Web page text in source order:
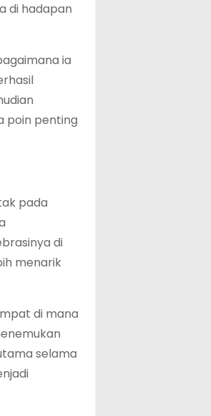
di hadapan
ia
poin penting
pada
di
menarik
di mana
selama